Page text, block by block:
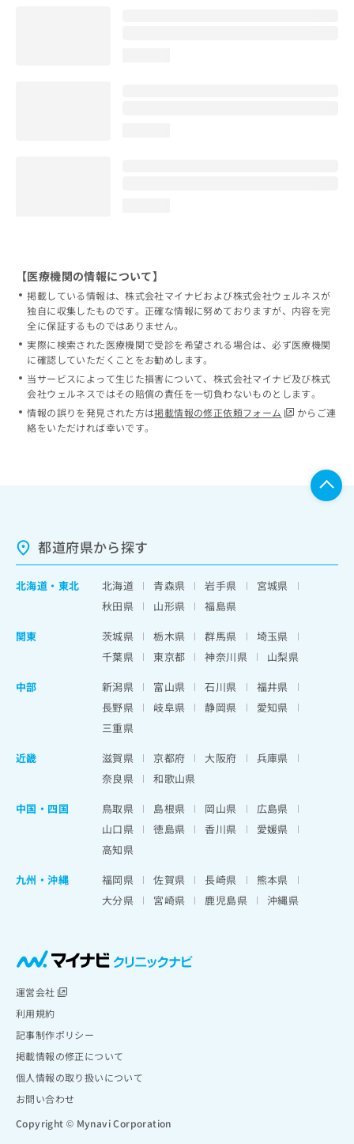
【医療機関の情報について】
掲載している情報は、株式会社マイナビおよび株式会社ウェルネスが
独自に収集したものです。正確な情報に努めておりますが、内容を完
全に保証するものではありません。
実際に検索された医療機関で受診を希望される場合は、必ず医療機関
に確認していただくことをお勧めします。
当サービスによって生じた損害について、株式会社マイナビ及び株式
会社ウェルネスではその賠償の責任を一切負わないものとします。
情報の誤りを発見された方は掲載情報の修正依頼フォーム
からご連
絡をいただければ幸いです。
都道府県から探す
北海道 ・ 東北 北海道 青森県 岩手県
宮城県
秋田県
山形県
福島県
関東
茨城県 栃木県 群馬県
埼玉県
千葉県
東京都 神奈川県
山梨県
中部
新潟県 富山県 石川県
福井県
長野県
岐阜県 静岡県
愛知県
三重県
近畿
滋賀県 京都府 大阪府
兵庫県
奈良県
和歌山県
中国・四国
鳥取県 島根県 岡山県
広島県
山口県
徳島県 香川県
愛媛県
高知県
九州・沖縄
福岡県 佐賀県 長崎県
熊本県
大分県
宮崎県 鹿児島県 沖縄県
運営会社
利用規約
記事制作ポリシー
掲載情報の修正について
個人情報の取り扱いについて
お問い合わせ
Copyright © Mynavi Corporation